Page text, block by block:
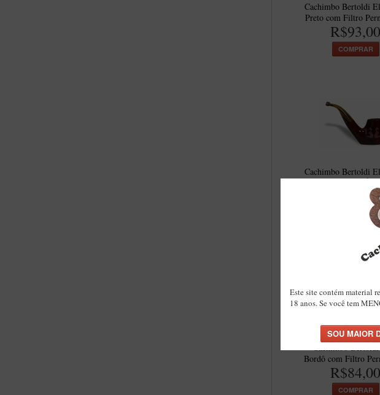
Cachimbo Bertoldi
Preto com Filtro
R$93,00
COMPRAR
Cachimbo Bertoldi
Vermelho Peça
COMPRAR
Cachimbo
Bordô com Filtro
R$84,00
COMPRAR
Este site contém material
18 anos. Se você tem